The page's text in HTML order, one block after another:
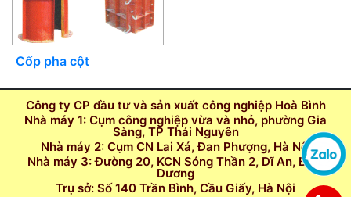
Cốp pha cột
Công ty CP đầu tư và sản xuất công nghiệp Hoà Bình
Nhà máy 1: Cụm công nghiệp vừa và nhỏ, phường Gia
Sàng, TP Thái Nguyên
Nhà máy 2: Cụm CN Lai Xá, Đan Phượng, Hà Nội
Nhà máy 3: Đường 20, KCN Sóng Thần 2, Dĩ An, Bình
Dương
Trụ sở: Số 140 Trần Bình, Cầu Giấy, Hà Nội